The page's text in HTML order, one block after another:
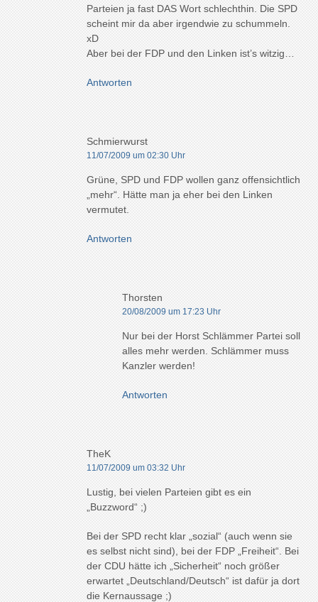
Parteien ja fast DAS Wort schlechthin. Die SPD
scheint mir da aber irgendwie zu schummeln.
xD
Aber bei der FDP und den Linken ist’s witzig…
Antworten
Schmierwurst
11/07/2009 um 02:30 Uhr
Grüne, SPD und FDP wollen ganz offensichtlich
„mehr“. Hätte man ja eher bei den Linken
vermutet.
Antworten
Thorsten
20/08/2009 um 17:23 Uhr
Nur bei der Horst Schlämmer Partei soll
alles mehr werden. Schlämmer muss
Kanzler werden!
Antworten
TheK
11/07/2009 um 03:32 Uhr
Lustig, bei vielen Parteien gibt es ein
„Buzzword“ ;)
Bei der SPD recht klar „sozial“ (auch wenn sie
es selbst nicht sind), bei der FDP „Freiheit“. Bei
der CDU hätte ich „Sicherheit“ noch größer
erwartet „Deutschland/Deutsch“ ist dafür ja dort
die Kernaussage ;)